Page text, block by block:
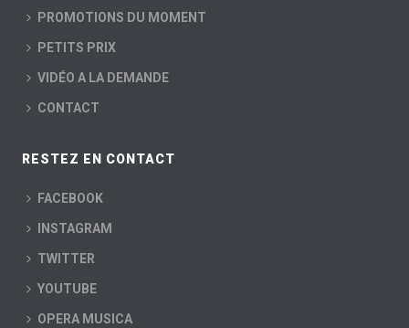
PROMOTIONS DU MOMENT
PETITS PRIX
VIDÉO A LA DEMANDE
CONTACT
RESTEZ EN CONTACT
FACEBOOK
INSTAGRAM
TWITTER
YOUTUBE
OPERA MUSICA